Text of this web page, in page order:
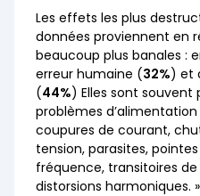
Les effets les plus
données proviennent en
beaucoup plus banales :
erreur humaine (32%) et
(44%) Elles sont souvent
problèmes
coupures de courant,
tension, parasites,
fréquence, transitoires
distorsions harmoniques. »